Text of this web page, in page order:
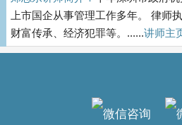
上市国企从事管理工作多年。 律师
财富传承、经济犯罪等。......讲师主